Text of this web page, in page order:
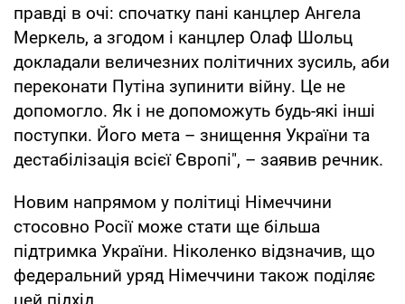
правді в очі: спочатку пані канцлер Ангела
Меркель, а згодом і канцлер Олаф Шольц
докладали величезних політичних зусиль, аби
переконати Путіна зупинити війну. Це не
допомогло. Як і не допоможуть будь-які інші
поступки. Його мета – знищення України та
дестабілізація всієї Європі", – заявив речник.
Новим напрямом у політиці Німеччини
стосовно Росії може стати ще більша
підтримка України. Ніколенко відзначив, що
федеральний уряд Німеччини також поділяє
цей підхід.